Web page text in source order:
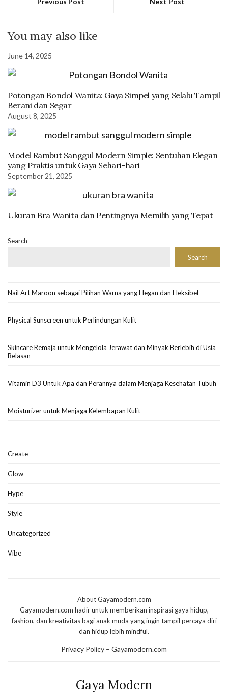
You may also like
June 14, 2025
Potongan Bondol Wanita: Gaya Simpel yang Selalu Tampil
Berani dan Segar
August 8, 2025
Model Rambut Sanggul Modern Simple: Sentuhan Elegan
yang Praktis untuk Gaya Sehari-hari
September 21, 2025
Ukuran Bra Wanita dan Pentingnya Memilih yang Tepat
Search
Search
Nail Art Maroon sebagai Pilihan Warna yang Elegan dan Fleksibel
Physical Sunscreen untuk Perlindungan Kulit
Skincare Remaja untuk Mengelola Jerawat dan Minyak Berlebih di Usia
Belasan
Vitamin D3 Untuk Apa dan Perannya dalam Menjaga Kesehatan Tubuh
Moisturizer untuk Menjaga Kelembapan Kulit
Create
Glow
Hype
Style
Uncategorized
Vibe
About Gayamodern.com
Gayamodern.com hadir untuk memberikan inspirasi gaya hidup,
fashion, dan kreativitas bagi anak muda yang ingin tampil percaya diri
dan hidup lebih mindful.
Privacy Policy – Gayamodern.com
Gaya Modern